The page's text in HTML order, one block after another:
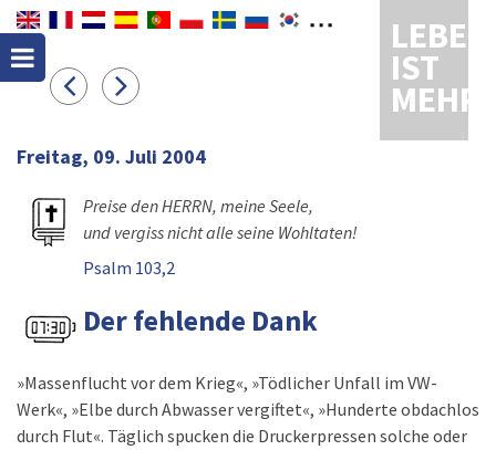
LEBEN
IST
MEHR
Freitag, 09. Juli 2004
Preise den HERRN, meine Seele,
und vergiss nicht alle seine Wohltaten!
Psalm 103,2
Der fehlende Dank
»Massenflucht vor dem Krieg«, »Tödlicher Unfall im VW-
Werk«, »Elbe durch Abwasser vergiftet«, »Hunderte obdachlos
durch Flut«. Täglich spucken die Druckerpressen solche oder